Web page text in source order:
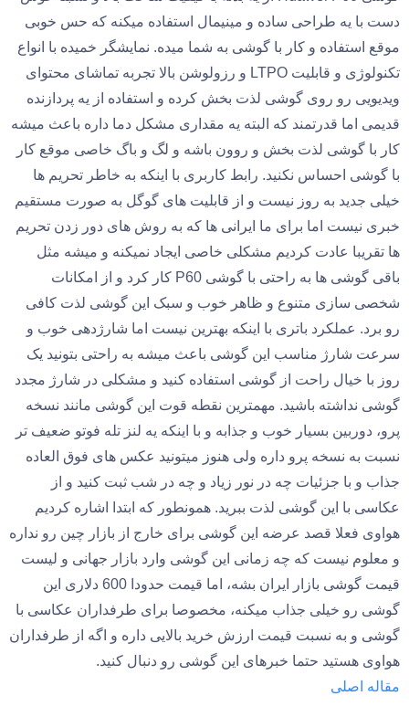
دست با یه طراحی ساده و مینیمال استفاده میکنه که حس خوبی
موقع استفاده و کار با گوشی به شما میده. نمایشگر خمیده با انواع
تکنولوژی و قابلیت LTPO و رزولوشن بالا تجربه تماشای محتوای
ویدیویی رو روی گوشی لذت بخش کرده و استفاده از یه پردازنده
قدیمی اما قدرتمند که البته یه مقداری مشکل دما داره باعث میشه
کار با گوشی لذت بخش و روون باشه و لگ و باگ خاصی موقع کار
با گوشی احساس نکنید. رابط کاربری با اینکه به خاطر تحریم ها
خیلی جدید به روز نیست و از قابلیت های گوگل به صورت مستقیم
خبری نیست اما برای ما ایرانی ها که به روش های دور زدن تحریم
ها تقریبا عادت کردیم مشکلی خاصی ایجاد نمیکنه و میشه مثل
باقی گوشی ها به راحتی با گوشی P60 کار کرد و از امکانات
شخصی سازی متنوع و ظاهر خوب و سبک این گوشی لذت کافی
رو برد. عملکرد باتری با اینکه بهترین نیست اما شارژدهی خوب و
سرعت شارژ مناسب این گوشی باعث میشه به راحتی بتونید یک
روز با خیال راحت از گوشی استفاده کنید و مشکلی در شارژ مجدد
گوشی نداشته باشید. مهمترین نقطه قوت این گوشی مانند نسخه
پرو، دوربین بسیار خوب و جذابه و با اینکه یه لنز تله فوتو ضعیف تر
نسبت به نسخه پرو داره ولی هنوز میتونید عکس های فوق العاده
جذاب و با جزئیات چه در نور زیاد و چه در شب ثبت کنید و از
عکاسی با این گوشی لذت ببرید. همونطور که ابتدا اشاره کردیم
هواوی فعلا قصد عرضه این گوشی برای خارج از بازار چین رو نداره
و معلوم نیست که چه زمانی این گوشی وارد بازار جهانی و لیست
قیمت گوشی بازار ایران بشه، اما قیمت حدودا 600 دلاری این
گوشی رو خیلی جذاب میکنه، مخصوصا برای طرفداران عکاسی با
گوشی و به نسبت قیمت ارزش خرید بالایی داره و اگه از طرفداران
هواوی هستید حتما خبرهای این گوشی رو دنبال کنید.
مقاله اصلی